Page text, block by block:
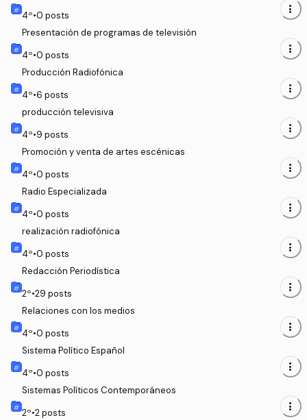
4º•0 posts more_vert
Presentación de programas de televisión
4º•0 posts more_vert
Producción Radiofónica
4º•6 posts more_vert
producción televisiva
4º•9 posts more_vert
Promoción y venta de artes escénicas
4º•0 posts more_vert
Radio Especializada
4º•0 posts more_vert
realización radiofónica
4º•0 posts more_vert
Redacción Periodística
2º•29 posts more_vert
Relaciones con los medios
4º•0 posts more_vert
Sistema Político Español
4º•0 posts more_vert
Sistemas Políticos Contemporáneos
2º•2posts more_vert